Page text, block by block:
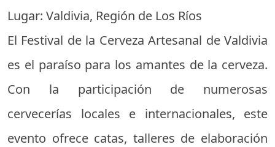
Lugar: Valdivia, Región de Los Ríos
El Festival de la Cerveza Artesanal de Valdivia
es el paraíso para los amantes de la cerveza.
Con la participación de numerosas
cervecerías locales e internacionales, este
evento ofrece catas, talleres de elaboración